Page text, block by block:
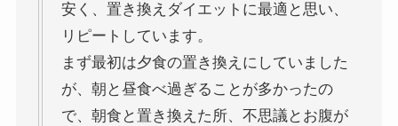
安く、置き換えダイエットに最適と思い、
リピートしています。
まず最初は夕食の置き換えにしていました
が、朝と昼食べ過ぎることが多かったの
で、朝食と置き換えた所、不思議とお腹が